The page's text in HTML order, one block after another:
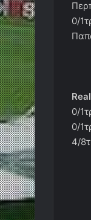
0/
0/
0/
4/